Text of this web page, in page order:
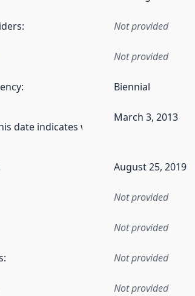
: Not provided
Not provided
: Biennial
date indicates when the data in this
March 3, 2013
August 25, 2019
Not provided
Not provided
: Not provided
Not provided